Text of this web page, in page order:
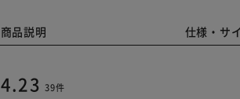
商品説明 仕様・サ
4.23 39件